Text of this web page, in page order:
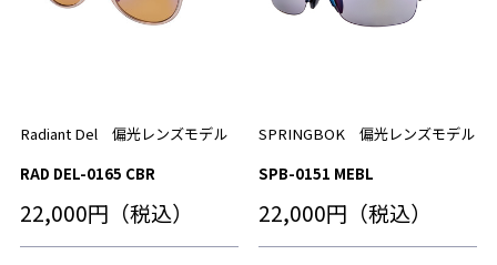
Radiant Del 偏光レンズモデル
RAD DEL-0165 CBR
22,000円（税込）
SPRINGBOK 偏光レンズモデル
SPB-0151 MEBL
22,000円（税込）